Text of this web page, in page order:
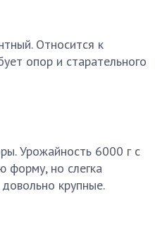
Относится к
опор и старательного
Урожайность 6000 г с
форму, но слегка
крупные.